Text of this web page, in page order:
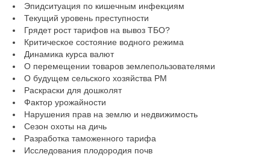
Эпидситуация по кишечным инфекциям
Текущий уровень преступности
Грядет рост тарифов на вывоз ТБО?
Критическое состояние водного режима
Динамика курса валют
О перемещении товаров землепользователями
О будущем сельского хозяйства РМ
Раскраски для дошколят
Фактор урожайности
Нарушения прав на землю и недвижимость
Сезон охоты на дичь
Разработка таможенного тарифа
Исследования плодородия почв